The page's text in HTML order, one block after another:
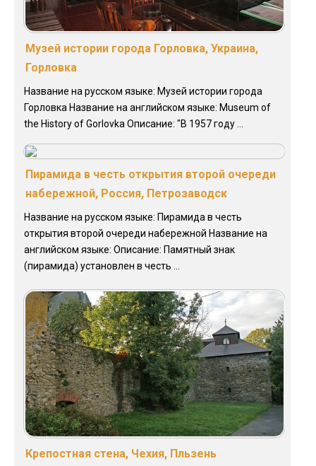
Музей истории города Горловка, Украина,
Горловка
Название на русском языке: Музей истории города
Горловка Название на английском языке: Museum of
the History of Gorlovka Описание: "В 1957 году ...
Пирамида в честь открытия второй очереди
набережной, Россия, Петрозаводск
Название на русском языке: Пирамида в честь
открытия второй очереди набережной Название на
английском языке: Описание: Памятный знак
(пирамида) установлен в честь ...
Крепостная стена, Чехия, Пльзень